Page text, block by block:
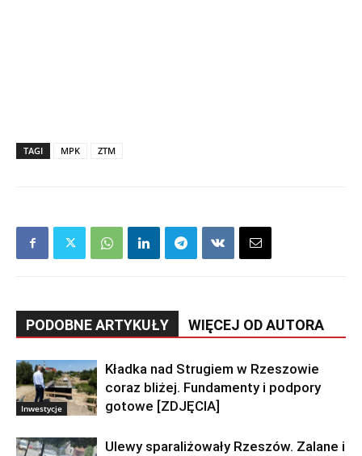
TAGI MPK ZTM
PODOBNE ARTYKUŁY WIĘCEJ OD AUTORA
Inwestycje
Kładka nad Strugiem w Rzeszowie
coraz bliżej. Fundamenty i podpory
gotowe [ZDJĘCIA]
Ulewy sparaliżowały Rzeszów. Zalane i